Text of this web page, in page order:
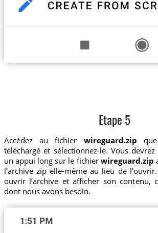
Etape 5
Accédez au fichier wireguard.zip
téléchargé et sélectionnez-le. Vous
un appui long sur le fichier wireguard.zip
l’archive zip elle-même au lieu de
ouvrir l’archive et afficher son contenu,
dont nous avons besoin.